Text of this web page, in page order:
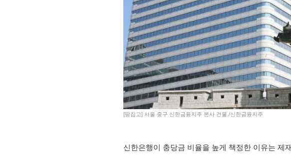
[땅집고] 서울 중구 신한금융지주 본사 건물./신한금융지주
신한은행이 충당금 비율을 높게 책정한 이유는 제